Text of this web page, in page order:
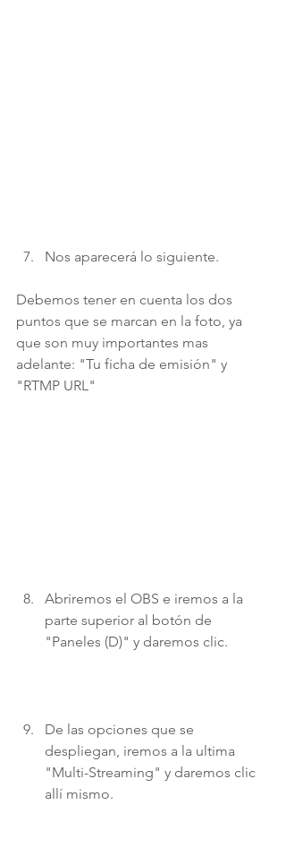
Nos aparecerá lo siguiente.
Debemos tener en cuenta los dos
puntos que se marcan en la foto, ya
que son muy importantes mas
adelante: "Tu ficha de emisión" y
"RTMP URL"
Abriremos el OBS e iremos a la
parte superior al botón de
"Paneles (D)" y daremos clic.
De las opciones que se
despliegan, iremos a la ultima
"Multi-Streaming" y daremos clic
allí mismo.